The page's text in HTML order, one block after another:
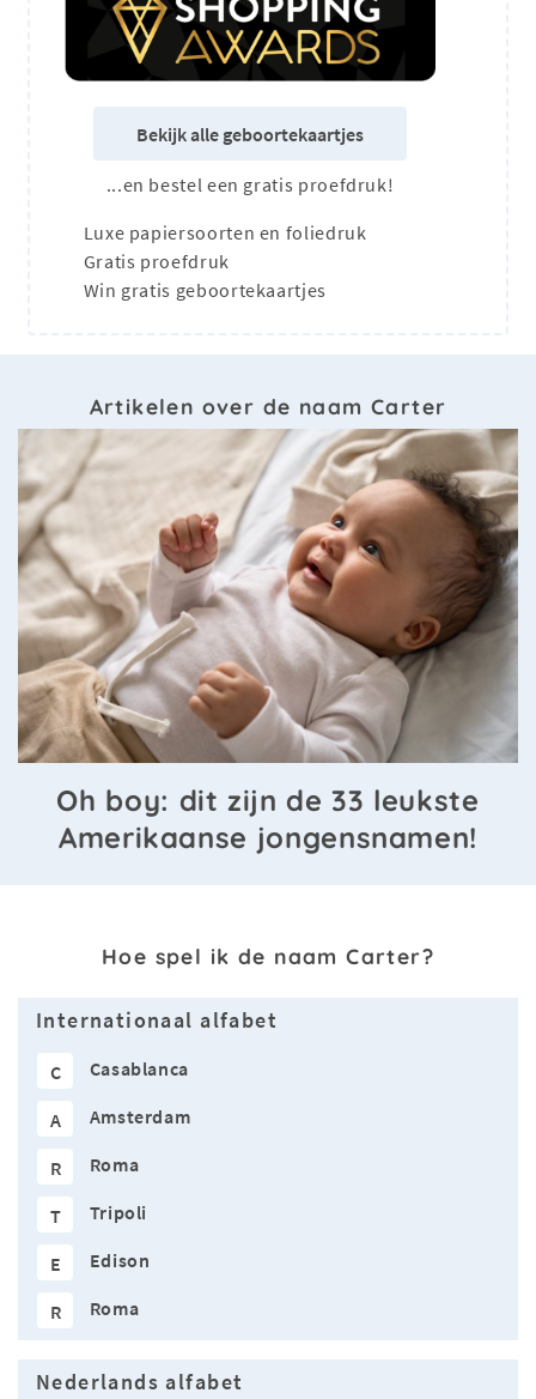
Bekijk alle geboortekaartjes
...en bestel een gratis proefdruk!
Luxe papiersoorten en foliedruk
Gratis proefdruk
Win gratis geboortekaartjes
Artikelen over de naam Carter
Oh boy: dit zijn de 33 leukste
Amerikaanse jongensnamen!
Hoe spel ik de naam Carter?
Internationaal alfabet
C Casablanca
A Amsterdam
R Roma
T Tripoli
E Edison
R Roma
Nederlands alfabet